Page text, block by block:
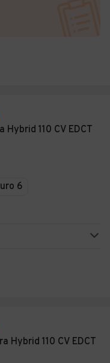
Hybrid 110 CV EDCT
6
Hybrid 110 CV EDCT